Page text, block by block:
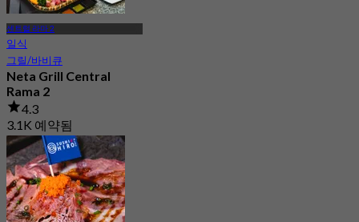
센트럴 라마 2
일식
그릴/바비큐
Neta Grill Central
Rama 2
4.3
3.1K 예약됨
에서฿ 526